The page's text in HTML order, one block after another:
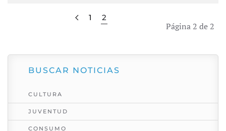
Página 2 de 2
1 2
BUSCAR NOTICIAS
CULTURA
JUVENTUD
CONSUMO